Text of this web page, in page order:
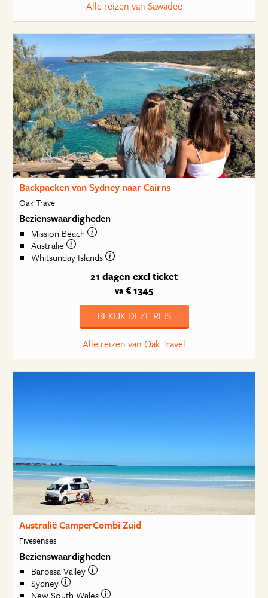
Alle reizen van Sawadee
Backpacken van Sydney naar Cairns
Oak Travel
Bezienswaardigheden
Mission Beach
Australie
Whitsunday Islands
21 dagen excl ticket
va € 1345
BEKIJK DEZE REIS
Alle reizen van Oak Travel
Australië CamperCombi Zuid
Fivesenses
Bezienswaardigheden
Barossa Valley
Sydney
New South Wales